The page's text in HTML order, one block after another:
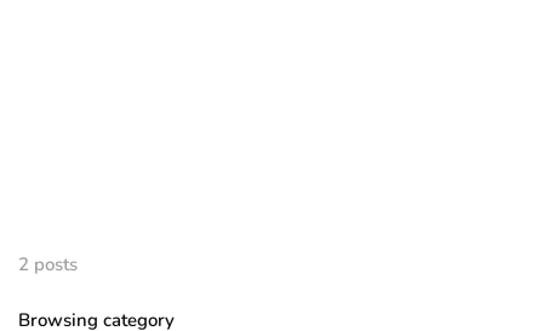
2 posts
Browsing category